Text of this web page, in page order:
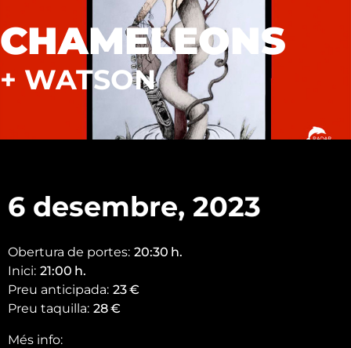
CHAMELEONS
+ WATSON
6 desembre, 2023
Obertura de portes: 20:30 h.
Inici: 21:00 h.
Preu anticipada: 23€
Preu taquilla: 28€
Més info: